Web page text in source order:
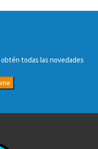
todas las novedades